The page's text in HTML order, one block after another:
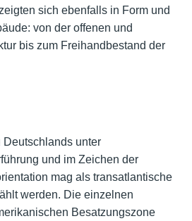
sich ebenfalls in Form und
von der offenen und
bis zum Freihandbestand der
unter
und im Zeichen der
mag als transatlantische
werden. Die einzelnen
Besatzungszone